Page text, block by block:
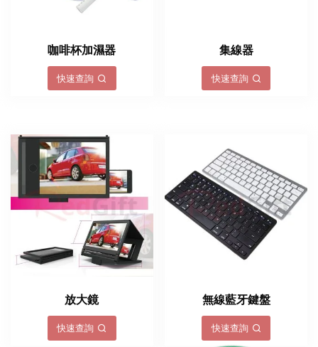
咖啡杯加濕器
快速查詢
集線器
快速查詢
放大鏡
快速查詢
無線藍牙鍵盤
快速查詢